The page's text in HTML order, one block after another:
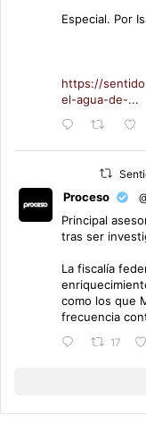
Especial. Por
https://
el-agua-de-...
Proceso
Principal
tras ser
La fiscalía
como los que
frecuencia
17